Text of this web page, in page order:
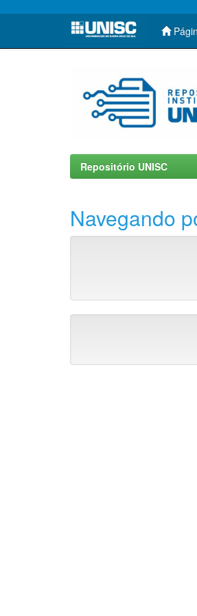
Skip
Repositório UNISC
Navegando